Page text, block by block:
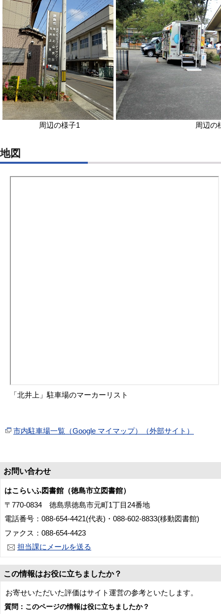
周辺の様子1 周辺の
地図
「北井上」駐車場のマーカーリスト
市内駐車場一覧（Google マイマップ）（外部サイト）
お問い合わせ
はこらいふ図書館（徳島市立図書館）
〒770-0834 徳島県徳島市元町1丁目24番地
電話番号：088-654-4421(代表)・088-602-8833(移動図書館)
ファクス：088-654-4423
担当課にメールを送る
この情報はお役に立ちましたか？
お寄せいただいた評価はサイト運営の参考といたします。
質問：このページの情報は役に立ちましたか？